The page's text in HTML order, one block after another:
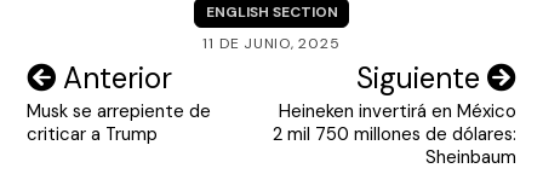
ENGLISH SECTION
11 DE JUNIO, 2025
Navegación
de
Anterior
Musk se arrepiente de
criticar a Trump
Siguiente
Heineken invertirá en México
2 mil 750 millones de dólares:
Sheinbaum